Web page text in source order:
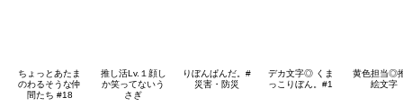
ちょっとあたま
のわるそうな仲
間たち #18
推し活Lv.１顔し
か笑ってないう
さぎ
りぼんぱんだ。#
災害・防災
デカ文字◎ くま
っこりぼん。#1
黄色担当◎
絵文字